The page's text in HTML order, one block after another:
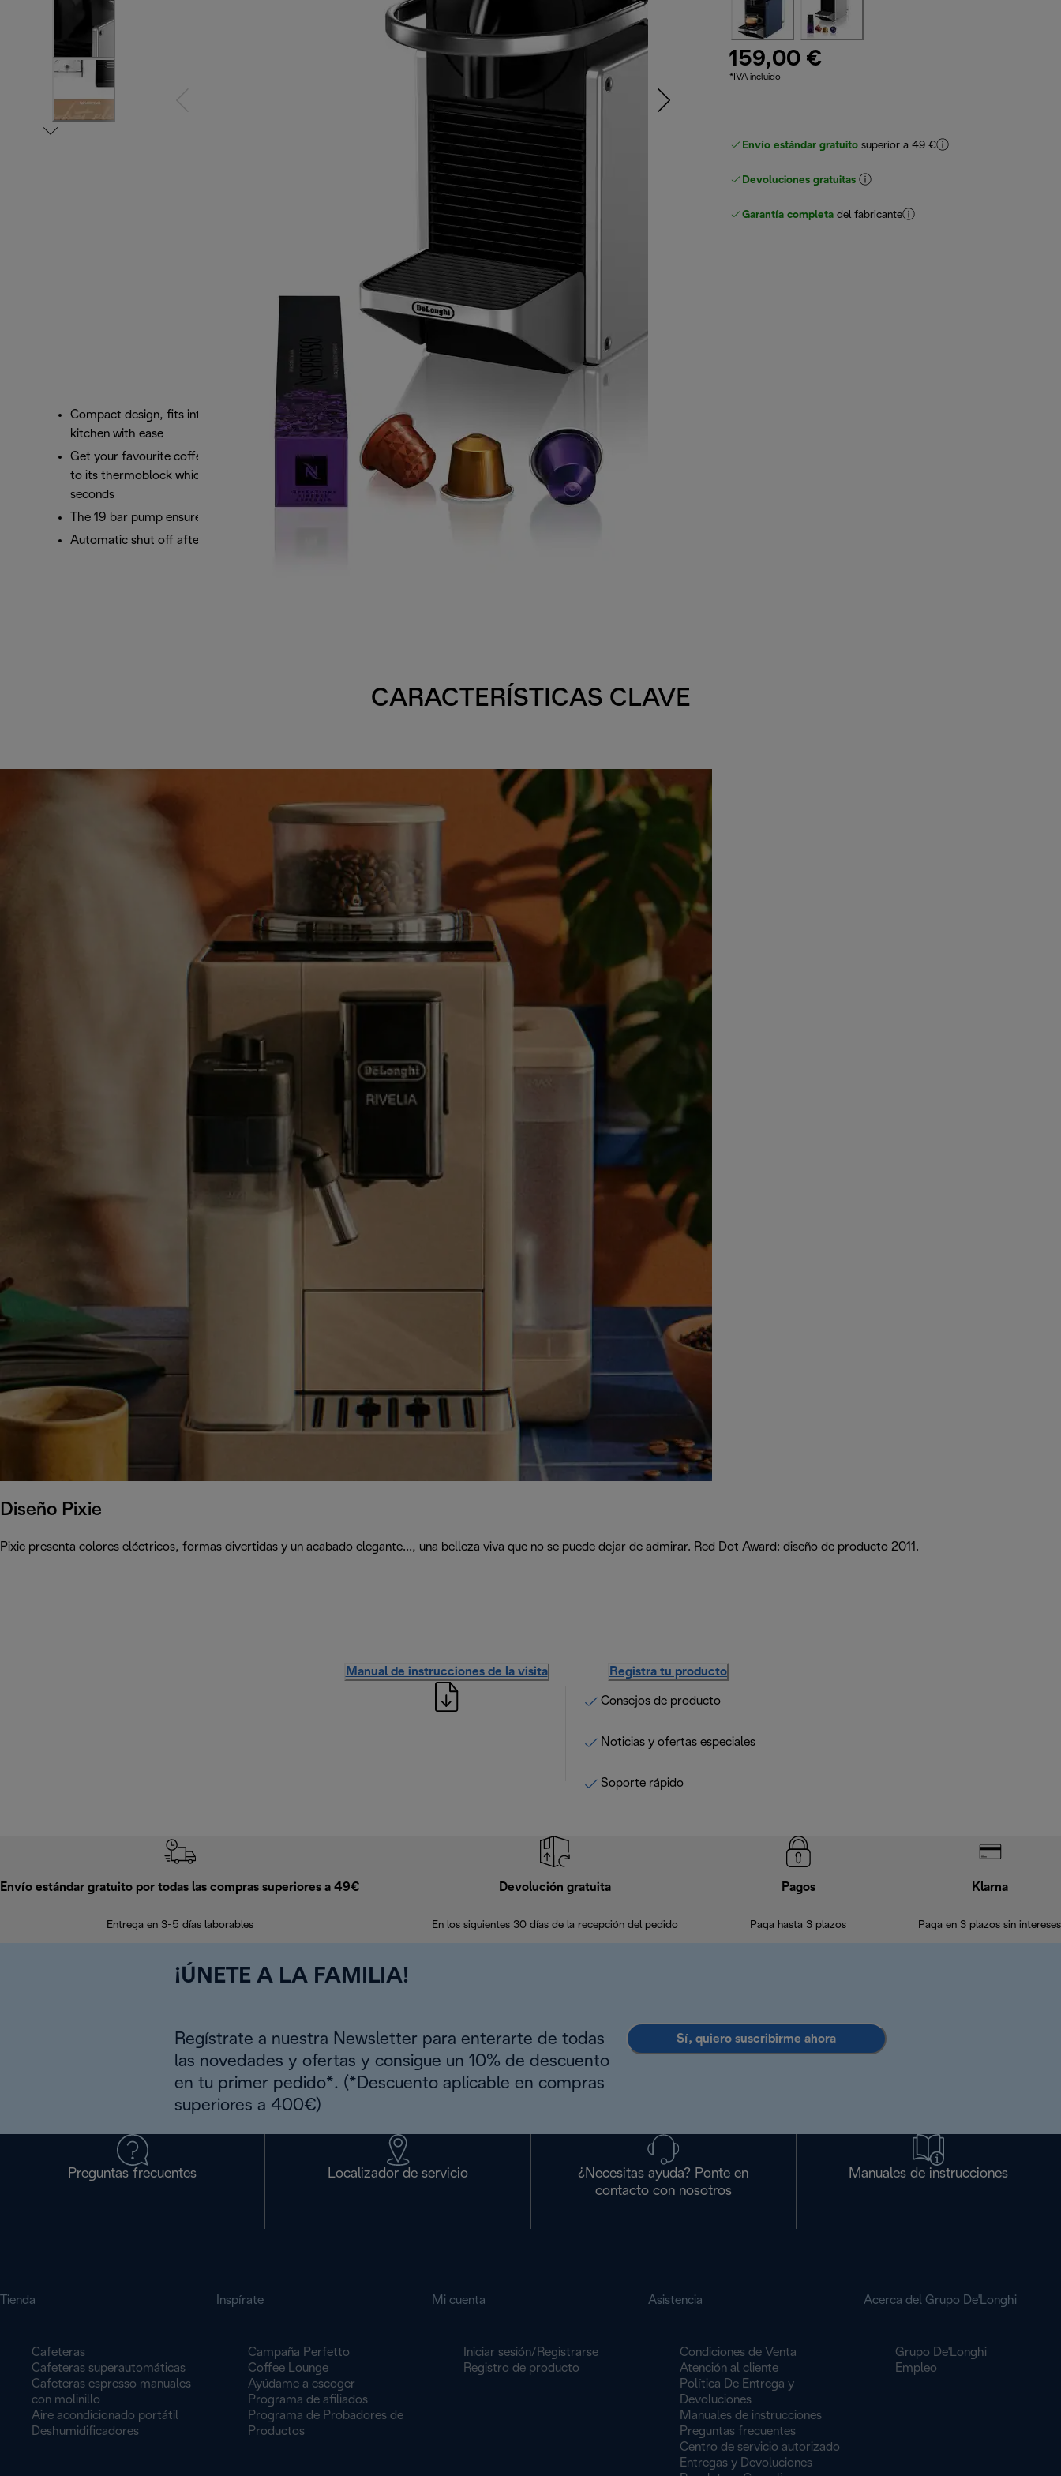
159,00 €
*IVA incluido
Envío estándar gratuito superior a 49 €
Devoluciones gratuitas
Garantía completa del fabricante
Compact design, fits into any space in your
kitchen with ease
Get your favourite coffee in record time thanks
to its thermoblock which heats the water in 25
seconds
The 19 bar pump ensures perfect results in cup
Automatic shut off after 9 minutes
CARACTERÍSTICAS CLAVE
Diseño Pixie
Pixie presenta colores eléctricos, formas divertidas y un acabado elegante..., una belleza viva que no se puede dejar de admirar. Red Dot Award: diseño de producto 2011.
Manual de instrucciones de la visita Registra tu producto
Consejos de producto
Noticias y ofertas especiales
Soporte rápido
Envío estándar gratuito por todas las compras superiores a 49€
Entrega en 3-5 días laborables
Devolución gratuita
En los siguientes 30 días de la recepción del pedido
Pagos
Paga hasta 3 plazos
Klarna
Paga en 3 plazos sin intereses
¡ÚNETE A LA FAMILIA!
Regístrate a nuestra Newsletter para enterarte de todas
las novedades y ofertas y consigue un 10% de descuento
en tu primer pedido*. (*Descuento aplicable en compras
superiores a 400€)
Sí, quiero suscribirme ahora
Preguntas frecuentes Localizador de servicio
¿Necesitas ayuda? Ponte en
contacto con nosotros
Manuales de instrucciones
Tienda
Cafeteras
Cafeteras superautomáticas
Cafeteras espresso manuales
con molinillo
Aire acondicionado portátil
Deshumidificadores
Inspírate
Campaña Perfetto
Coffee Lounge
Ayúdame a escoger
Programa de afiliados
Programa de Probadores de
Productos
Mi cuenta
Iniciar sesión/Registrarse
Registro de producto
Asistencia
Condiciones de Venta
Atención al cliente
Política De Entrega y
Devoluciones
Manuales de instrucciones
Preguntas frecuentes
Centro de servicio autorizado
Entregas y Devoluciones
Acerca del Grupo De'Longhi
Grupo De'Longhi
Empleo